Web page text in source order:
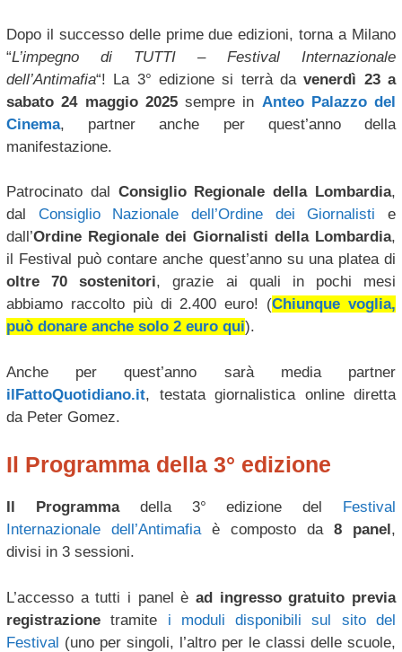
Dopo il successo delle prime due edizioni, torna a Milano
“L’impegno di TUTTI – Festival Internazionale
dell’Antimafia“! La 3° edizione si terrà davenerdì 23 a
sabato 24 maggio 2025 sempre in Anteo Palazzo del
Cinema, partner anche per quest’anno della
manifestazione.
Patrocinato dal Consiglio Regionale della Lombardia,
dal Consiglio Nazionale dell’Ordine dei Giornalisti e
dall’Ordine Regionale dei Giornalisti della Lombardia,
il Festival può contare anche quest’anno su una platea di
oltre 70 sostenitori, grazie ai quali in pochi mesi
abbiamo raccolto più di 2.400 euro! (Chiunque voglia,
può donare anche solo 2 euro qui).
Anche per quest’anno sarà media partner
ilFattoQuotidiano.it, testata giornalistica online diretta
da Peter Gomez.
Il Programma della 3° edizione
Il Programmadella 3° edizione del Festival
Internazionale dell’Antimafiaè composto da 8 panel,
divisi in 3 sessioni.
L’accesso a tutti i panel è ad ingresso gratuito previa
registrazione tramite i moduli disponibili sul sito del
Festival (uno per singoli, l’altro per le classi delle scuole,